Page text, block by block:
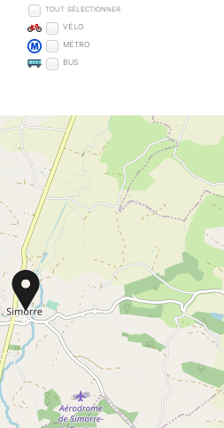
TOUT SÉLECTIONNER
VÉLO
MÉTRO
BUS